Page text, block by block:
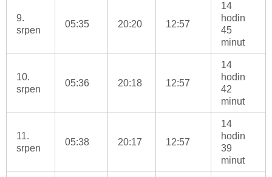
9.
srpen
05:35 20:20 12:57
14
hodin
45
minut
10.
srpen
05:36 20:18 12:57
14
hodin
42
minut
11.
srpen
05:38 20:17 12:57
14
hodin
39
minut